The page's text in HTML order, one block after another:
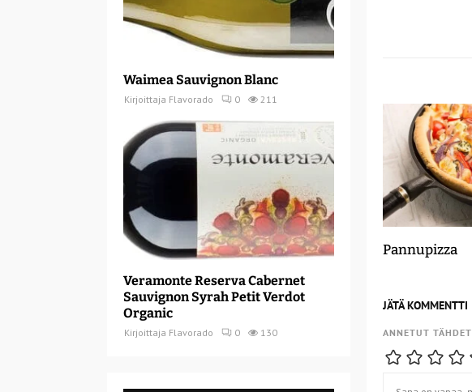
Pannupizza
JÄTÄ KOMMENTTI
ANNETUT TÄHDET
Waimea Sauvignon Blanc
Kirjoittaja Flavorado 0 211
Veramonte Reserva Cabernet
Sauvignon Syrah Petit Verdot
Organic
Kirjoittaja Flavorado 0 130